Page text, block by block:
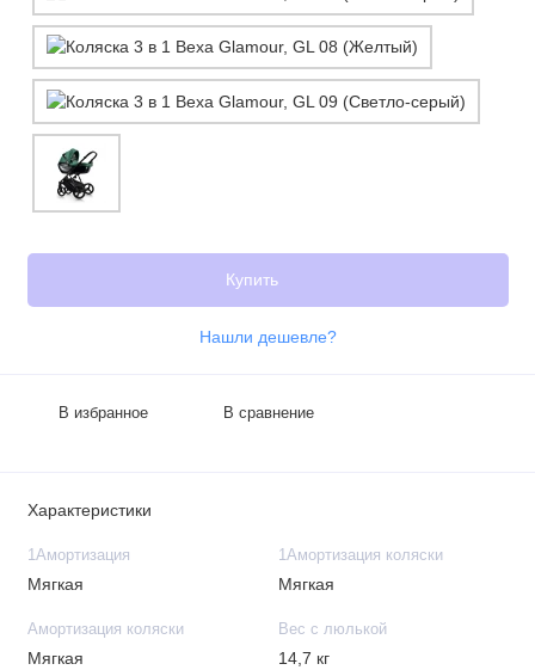
Купить
Нашли дешевле?
В избранное В сравнение
Характеристики
1Амортизация
Мягкая
1Амортизация коляски
Мягкая
Амортизация коляски
Мягкая
Вес с люлькой
14,7 кг